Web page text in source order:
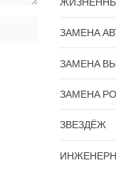
ЗАМЕНА
ЗАМЕНА
ЗАМЕНА
ЗВЕЗДЁЖ